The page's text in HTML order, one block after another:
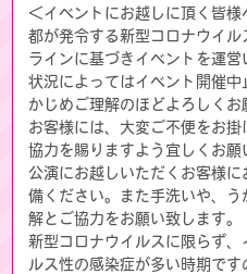
＜イベントにお越しに頂く皆様
都が発令する新型コロナウイ
ラインに基づきイベントを運営
状況によってはイベント開催
かじめご理解のほどよろしくお
お客様には、大変ご不便をお
協力を賜りますよう宜しくお願
公演にお越しいただくお客様
備ください。また手洗いや、
解とご協力をお願い致します。
新型コロナウイルスに限らず
ルス性の感染症が多い時期で